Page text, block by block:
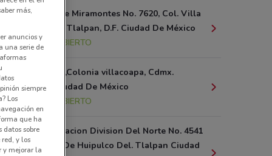
Av. Canal De Miramontes No. 7620, Col. Villa
Coapa, Del. Tlalpan, D.F. Ciudad De México
13.1 km
ABIERTO
Acoxpa 744,Colonia villacoapa, Cdmx.
Tlalpan, Ciudad De México
13.2 km
ABIERTO
Av. Prolongacion Division Del Norte No. 4541
Col. Ejidos De Huipulco Del. Tlalpan Ciudad
más,
anuncios y
una serie de
siempre
Los
en
que ha
datos sobre
y los
y mejorar la